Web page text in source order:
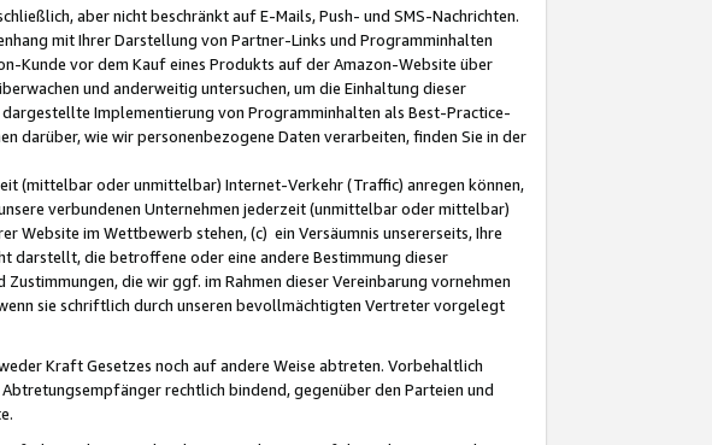
aber nicht beschränkt auf E-Mails, Push- und SMS-Nachrichten.
mit Ihrer Darstellung von Partner-Links und Programminhalten
Kunde vor dem Kauf eines Produkts auf der Amazon-Website über
und anderweitig untersuchen, um die Einhaltung dieser
Implementierung von Programminhalten als Best-Practice-
darüber, wie wir personenbezogene Daten verarbeiten, finden Sie in der
(mittelbar oder unmittelbar) Internet-Verkehr (Traffic) anregen können,
verbundenen Unternehmen jederzeit (unmittelbar oder mittelbar)
Website im Wettbewerb stehen, (c) ein Versäumnis unsererseits, Ihre
darstellt, die betroffene oder eine andere Bestimmung dieser
die wir ggf. im Rahmen dieser Vereinbarung vornehmen
sie schriftlich durch unseren bevollmächtigten Vertreter vorgelegt
Kraft Gesetzes noch auf andere Weise abtreten. Vorbehaltlich
rechtlich bindend, gegenüber den Parteien und